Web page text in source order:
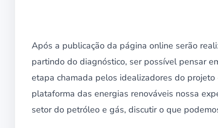
Após a publicação da página online serão
partindo do diagnóstico, ser possível pensar
etapa chamada pelos idealizadores do projeto
plataforma das energias renováveis nossa
setor do petróleo e gás, discutir o que